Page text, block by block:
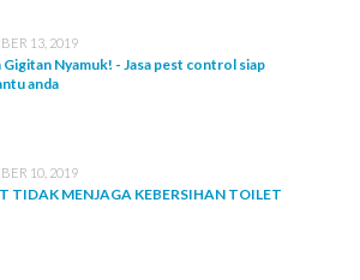
13, 2019
Gigitan Nyamuk! - Jasa pest control siap
anda
10, 2019
TIDAK MENJAGA KEBERSIHAN TOILET